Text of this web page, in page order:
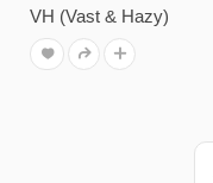
VH (Vast & Hazy)